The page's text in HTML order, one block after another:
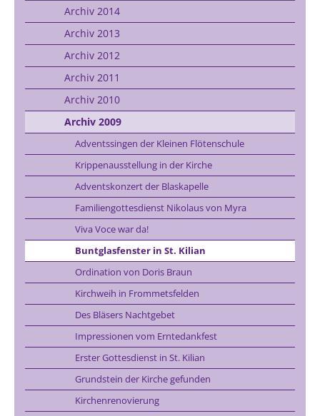
Archiv 2014
Archiv 2013
Archiv 2012
Archiv 2011
Archiv 2010
Archiv 2009
Adventssingen der Kleinen Flötenschule
Krippenausstellung in der Kirche
Adventskonzert der Blaskapelle
Familiengottesdienst Nikolaus von Myra
Viva Voce war da!
Buntglasfenster in St. Kilian
Ordination von Doris Braun
Kirchweih in Frommetsfelden
Des Bläsers Nachtgebet
Impressionen vom Erntedankfest
Erster Gottesdienst in St. Kilian
Grundstein der Kirche gefunden
Kirchenrenovierung